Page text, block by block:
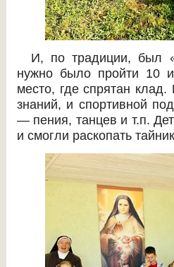
И, по традиции, был
нужно было пройти 10
место, где спрятан
знаний, и спортивной
— пения, танцев и т.п.
и смогли раскопать